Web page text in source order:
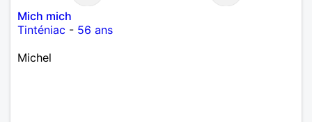
Mich mich
Tinténiac - 56 ans
Michel